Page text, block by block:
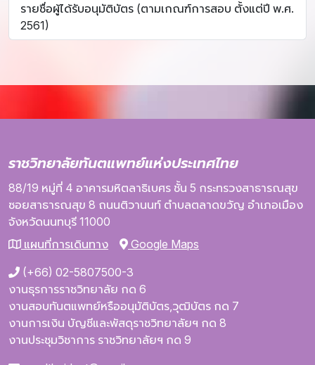
รายชื่อผู้ได้รับอนุมัติบัตร (ตามเกณฑ์การสอบ ตั้งแต่ปี พ.ศ.
2561)
ราชวิทยาลัยทันตแพทย์แห่งประเทศไทย
88/19 หมู่ที่ 4 อาคารมหิตลาธิเบศร ชั้น 5 กระทรวงสาธารณสุข
ซอยสาธารณสุข 8 ถนนติวานนท์ ตำบลตลาดขวัญ อำเภอเมือง
จังหวัดนนทบุรี 11000
แผนที่การเดินทาง
Google Maps
(+66) 02-5807500-3
งานธุรการราชวิทยาลัย กด 6
งานสอบทันตแพทย์หรืออนุมัติบัตร,วุฒิบัตร กด 7
งานการเงิน บัญชีและพัสดุราชวิทยาลัยฯ กด 8
งานประชุมวิชาการ ราชวิทยาลัยฯ กด 9